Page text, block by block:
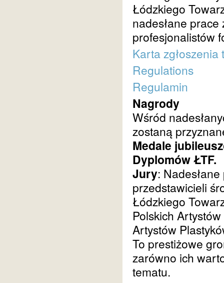
Łódzkiego
nadesłane
profesjonalistów
Karta
Regulations
Regulamin
Nagrody
Wśród
zostaną
Medale
Dyplomów ŁTF.
Jury:
przedstawicieli
Łódzkiego
Polskich
Artystów
To prestiżowe
zarówno ich
tematu.